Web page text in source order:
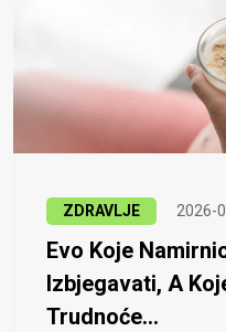
ZDRAVLJE 2026-
Evo Koje
Izbjegavati, A
Trudnoće...